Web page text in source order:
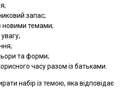
запас;
новими темами;
та форми;
часу разом із батьками.
набір із темою, яка відповідає